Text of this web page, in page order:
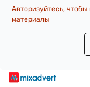
Авторизуйтесь,
материалы